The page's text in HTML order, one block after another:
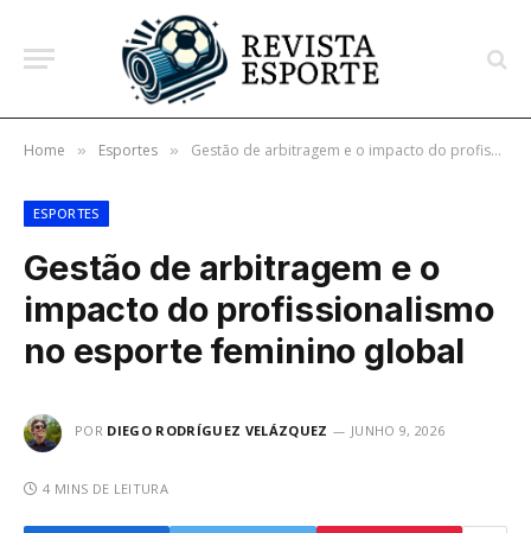
Home » Esportes » Gestão de arbitragem e o impacto do profissionalismo no esporte feminino global
ESPORTES
Gestão de arbitragem e o
impacto do profissionalismo
no esporte feminino global
POR DIEGO RODRÍGUEZ VELÁZQUEZ JUNHO 9, 2026
4 MINS DE LEITURA